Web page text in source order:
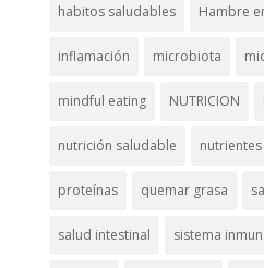
habitos saludables Hambre
inflamación microbiota
mindful eating NUTRICION
nutrición saludable nutrientes
proteínas quemar grasa
salud intestinal sistema